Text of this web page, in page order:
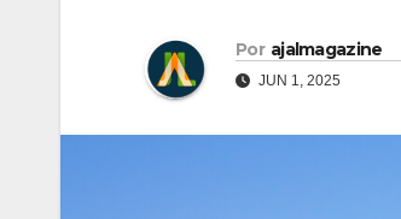
Por ajalmagazine
JUN 1, 2025